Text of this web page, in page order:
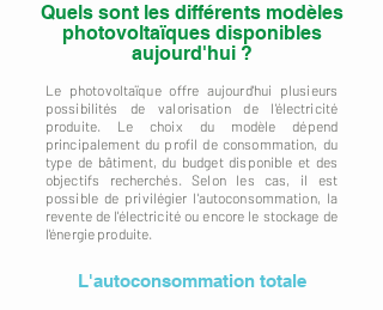
Quels sont les différents modèles
photovoltaïques disponibles
aujourd'hui ?
Le photovoltaïque offre aujourd'hui plusieurs
possibilités de valorisation de l'électricité
produite. Le choix du modèle dépend
principalement du profil de consommation, du
type de bâtiment, du budget disponible et des
objectifs recherchés. Selon les cas, il est
possible de privilégier l'autoconsommation, la
revente de l'électricité ou encore le stockage de
l'énergie produite.
L'autoconsommation totale